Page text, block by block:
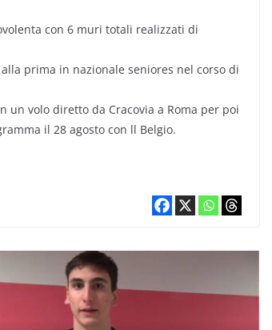
con 6 muri totali realizzati di
prima in nazionale seniores nel corso di
volo diretto da Cracovia a Roma per poi
il 28 agosto con ll Belgio.